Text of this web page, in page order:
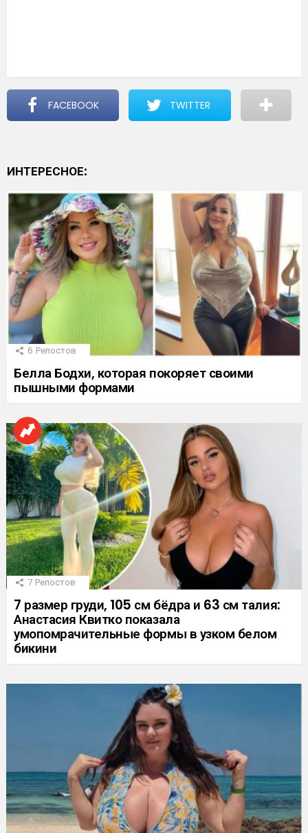
FACEBOOK TWITTER
ИНТЕРЕСНОЕ:
6 Репостов
Белла Бодхи, которая покоряет своими
пышными формами
7 Репостов
7 размер груди, 105 см бёдра и 63 см талия:
Анастасия Квитко показала
умопомрачительные формы в узком белом
бикини